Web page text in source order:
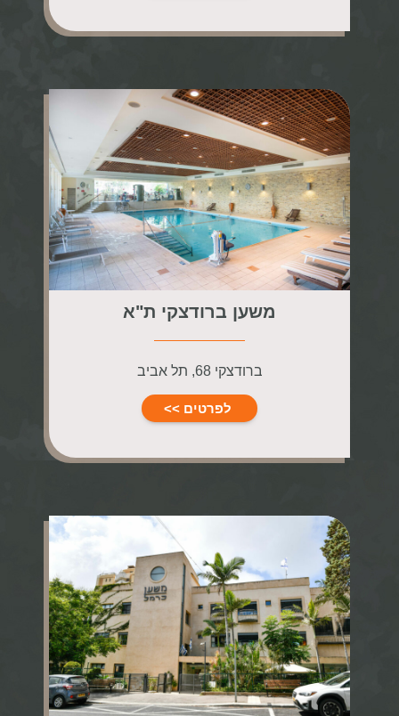
משען ברודצקי ת"א
ברודצקי 68, תל אביב
לפרטים >>